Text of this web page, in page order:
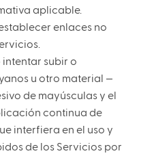
aplicable.
enlaces no
intentar subir o
u otro material —
de mayúsculas y el
continua de
interfiera en el uso y
de los Servicios por